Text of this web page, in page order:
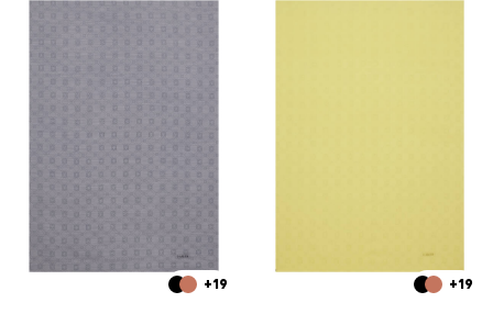
Aker İpek Eşarp Şampuanı
Sıkça Sorulan Sorular
Bu ürünün ölçüsü nedir?
Hangi kombinlerle kullanılabilir?
+19 +19